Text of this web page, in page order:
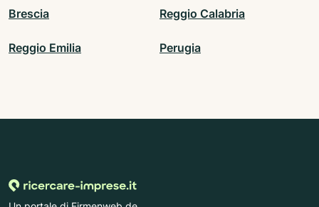
Brescia Reggio Calabria
Reggio Emilia Perugia